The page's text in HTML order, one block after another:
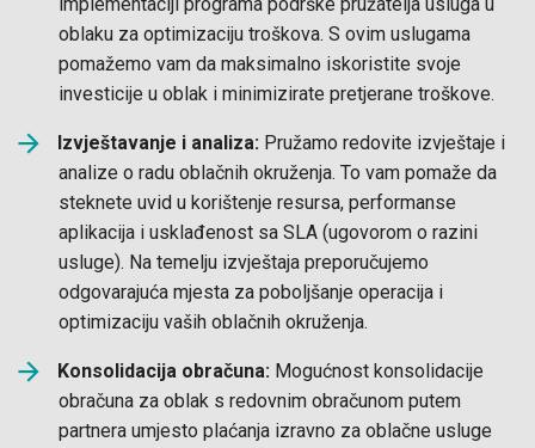
oblaku za optimizaciju troškova. S ovim uslugama
pomažemo vam da maksimalno iskoristite svoje
investicije u oblak i minimizirate pretjerane troškove.
Izvještavanje i analiza: Pružamo redovite izvještaje i
analize o radu oblačnih okruženja. To vam pomaže da
steknete uvid u korištenje resursa, performanse
aplikacija i usklađenost sa SLA (ugovorom o razini
usluge). Na temelju izvještaja preporučujemo
odgovarajuća mjesta za poboljšanje operacija i
optimizaciju vaših oblačnih okruženja.
Konsolidacija obračuna: Mogućnost konsolidacije
obračuna za oblak s redovnim obračunom putem
partnera umjesto plaćanja izravno za oblačne usluge